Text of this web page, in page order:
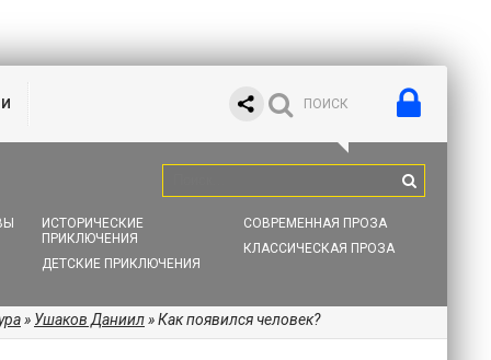
ИСТОРИЧЕСКИЕ
ПРИКЛЮЧЕНИЯ
ДЕТСКИЕ ПРИКЛЮЧЕНИЯ
СОВРЕМЕННАЯ ПРОЗА
КЛАССИЧЕСКАЯ ПРОЗА
» Ушаков Даниил» Как появился человек?